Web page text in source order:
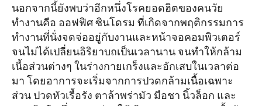
นอกจากนี้ยังพบว่าอีกหนึ่งโรคยอดฮิตของคนวัย
ทำงานคือ ออฟฟิศ ซินโดรม ที่เกิดจากพฤติกรรมการ
ทำงานที่นั่งจดจ่ออยู่กับงานและหน้าจอคอมพิวเตอร์
จนไม่ได้เปลี่ยนอิริยาบถเป็นเวลานาน จนทำให้กล้าม
เนื้อส่วนต่างๆ ในร่างกายเกร็งและอักเสบในเวลาต่อ
มา โดยอาการจะเริ่มจากการปวดกล้ามเนื้อเฉพาะ
ส่วน ปวดหัวเรื้อรัง ตาล้าพร่ามัว มือชา นิ้วล็อก และ